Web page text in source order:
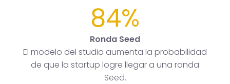
84%
Ronda Seed
El modelo del studio aumenta la probabilidad
de que la startup logre llegar a una ronda
Seed.